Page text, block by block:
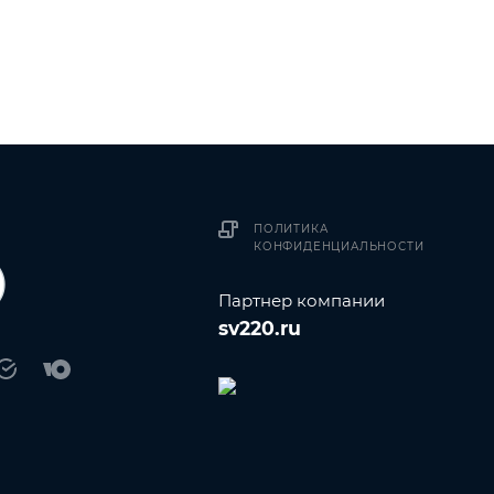
ПОЛИТИКА
КОНФИДЕНЦИАЛЬНОСТИ
Партнер компании
sv220.ru